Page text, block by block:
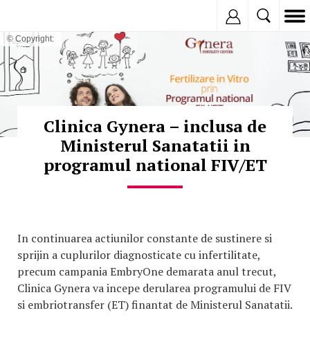
© Copyright:
Clinica Gynera – inclusa de
Ministerul Sanatatii in
programul national FIV/ET
In continuarea actiunilor constante de sustinere si
sprijin a cuplurilor diagnosticate cu infertilitate,
precum campania EmbryOne demarata anul trecut,
Clinica Gynera va incepe derularea programului de FIV
si embriotransfer (ET) finantat de Ministerul Sanatatii.